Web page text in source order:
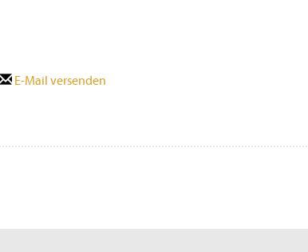
E-Mail versenden